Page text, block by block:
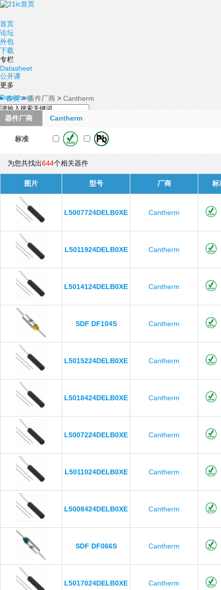
首页
论坛
外包
下载
专栏
Datasheet
公开课
更多
Datasheet
首页 >器件厂商 > Cantherm
器件厂商 Cantherm
标准
为您共找出644个相关器件
图片 型号 厂商 标
L5007724DELB0XE Cantherm
L5011924DELB0XE Cantherm
L5014124DELB0XE Cantherm
SDF DF104S Cantherm
L5015224DELB0XE Cantherm
L5018424DELB0XE Cantherm
L5007224DELB0XE Cantherm
L5011024DELB0XE Cantherm
L5008424DELB0XE Cantherm
SDF DF066S Cantherm
L5017024DELB0XE Cantherm